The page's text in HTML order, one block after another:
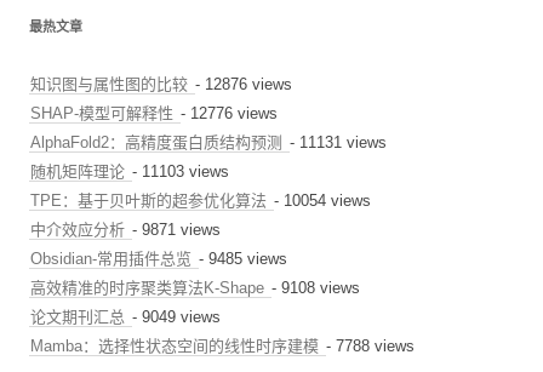
最热文章
知识图与属性图的比较 - 12876 views
SHAP-模型可解释性 - 12776 views
AlphaFold2：高精度蛋白质结构预测 - 11131 views
随机矩阵理论 - 11103 views
TPE：基于贝叶斯的超参优化算法 - 10054 views
中介效应分析 - 9871 views
Obsidian-常用插件总览 - 9485 views
高效精准的时序聚类算法K-Shape - 9108 views
论文期刊汇总 - 9049 views
Mamba：选择性状态空间的线性时序建模 - 7788 views